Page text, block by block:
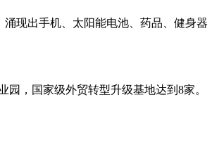
现出手机、太阳能电池、药品、健身器
，国家级外贸转型升级基地达到8家。